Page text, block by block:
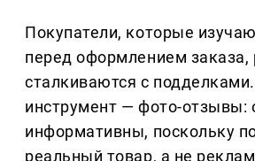
Покупатели, которые
перед оформлением заказа,
сталкиваются с
инструмент — фото-отзывы:
информативны, поскольку
реальный товар, а не